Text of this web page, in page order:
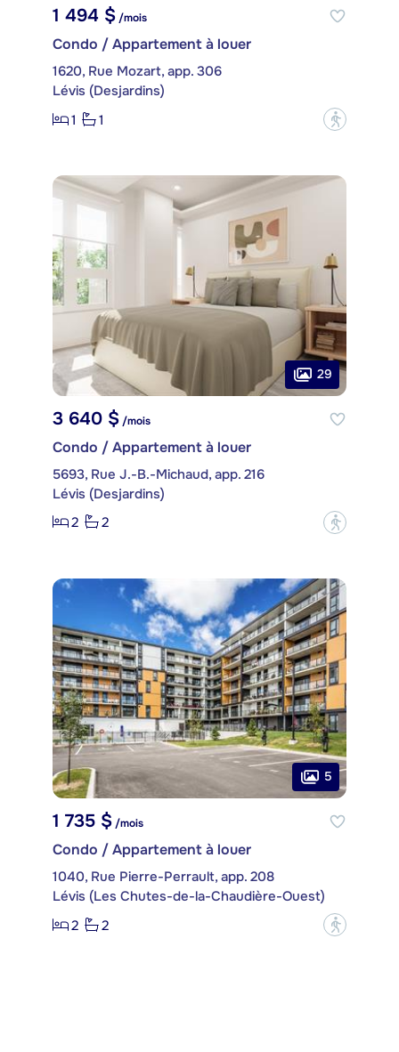
1 494 $/mois
Condo / Appartement à louer
1620, Rue Mozart, app. 306
Lévis (Desjardins)
1
1 ?
29
3 640 $ /mois
Condo / Appartement à louer
5693, Rue J.-B.-Michaud, app. 216
Lévis (Desjardins)
2
2 ?
5
1 735 $/mois
Condo / Appartement à louer
1040, Rue Pierre-Perrault, app. 208
Lévis (Les Chutes-de-la-Chaudière-Ouest)
2
2 ?